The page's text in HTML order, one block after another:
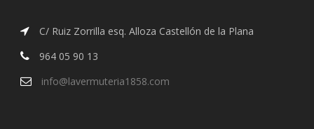
C/ Ruiz Zorrilla esq. Alloza Castellón de la Plana
964 05 90 13
info@lavermuteria1858.com